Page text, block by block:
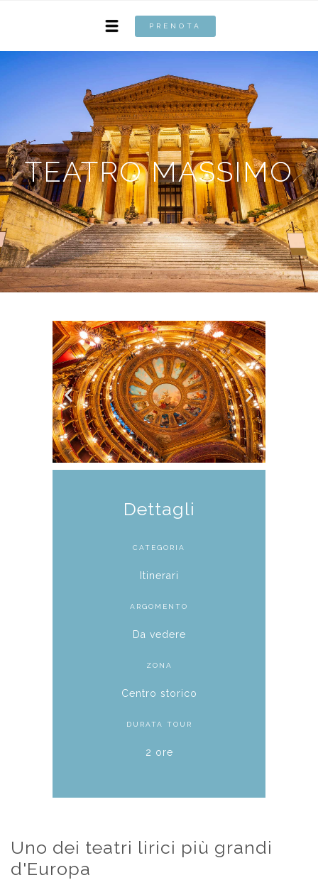
PRENOTA
TEATRO MASSIMO
Dettagli
CATEGORIA
Itinerari
ARGOMENTO
Da vedere
ZONA
Centro storico
DURATA TOUR
2 ore
Uno dei teatri lirici più grandi
d'Europa